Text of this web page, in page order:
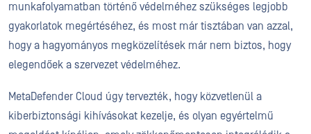
munkafolyamatban történő védelméhez szükséges legjobb
gyakorlatok megértéséhez, és most már tisztában van azzal,
hogy a hagyományos megközelítések már nem biztos, hogy
elegendőek a szervezet védelméhez.
MetaDefender Cloud úgy tervezték, hogy közvetlenül a
kiberbiztonsági kihívásokat kezelje, és olyan egyértelmű